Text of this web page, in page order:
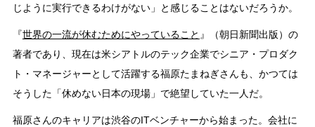
じように実行できるわけがない」と感じることはないだろうか。
『世界の一流が休むためにやっていること 』（朝日新聞出版）の
著者であり、現在は米シアトルのテック企業でシニア・プロダク
ト・マネージャーとして活躍する福原たまねぎさんも、かつては
そうした「休めない日本の現場」で絶望していた一人だ。
福原さんのキャリアは渋谷のITベンチャーから始まった。会社に